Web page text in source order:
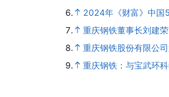
6.
2024年《财富》中国
7.
重庆钢铁董事长刘建
8.
重庆钢铁股份有限公
9.
重庆钢铁：与宝武环